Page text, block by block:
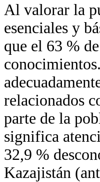
Al valorar la
esenciales y
que el 63 %
relacionados
parte de la
significa
32,9 %
Kazajistán